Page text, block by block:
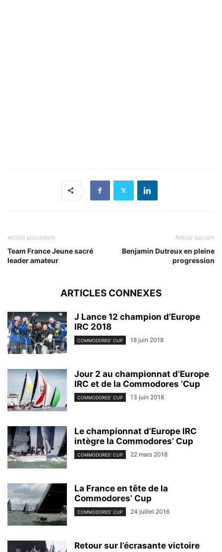
Article précédent
Team France Jeune sacré
leader amateur
Article suivant
Benjamin Dutreux en pleine
progression
ARTICLES CONNEXES
J Lance 12 champion d’Europe
IRC 2018
COMMODORES' CUP 18 juin 2018
Jour 2 au championnat d’Europe
IRC et de la Commodores ‘Cup
COMMODORES' CUP 13 juin 2018
Le championnat d’Europe IRC
intègre la Commodores’ Cup
COMMODORES' CUP 22 mars 2018
La France en tête de la
Commodores’ Cup
COMMODORES' CUP 24 juillet 2016
Retour sur l’écrasante victoire